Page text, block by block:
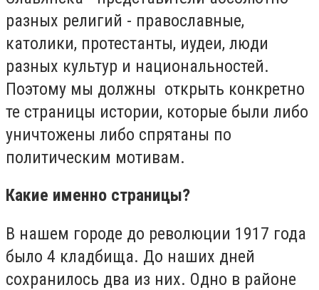
разных религий - православные,
католики, протестанты, иудеи, люди
разных культур и национальностей.
Поэтому мы должны открыть конкретно
те страницы истории, которые были либо
уничтожены либо спрятаны по
политическим мотивам.
Какие именно страницы?
В нашем городе до революции 1917 года
было 4 кладбища. До наших дней
сохранилось два из них. Одно в районе